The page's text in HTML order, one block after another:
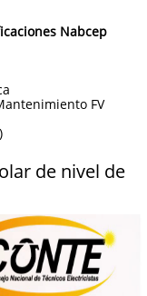
Nabcep
FV
de nivel de